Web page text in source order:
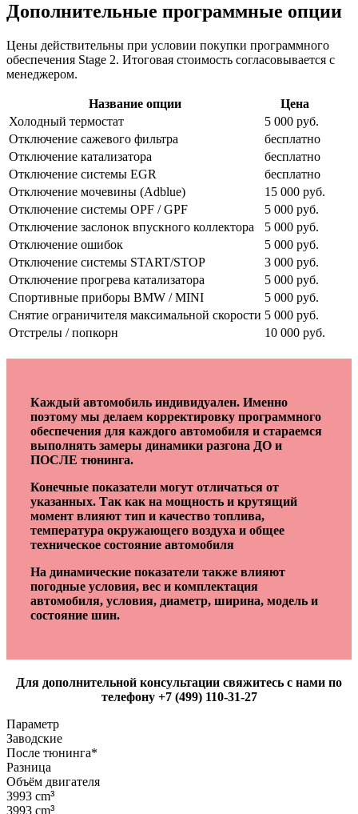
Дополнительные программные опции
Цены действительны при условии покупки программного
обеспечения Stage 2. Итоговая стоимость согласовывается с
менеджером.
Название опции
Цена
Холодный термостат
5 000 руб.
Отключение сажевого фильтра
бесплатно
Отключение катализатора
бесплатно
Отключение системы EGR
бесплатно
Отключение мочевины (Adblue)
15 000 руб.
Отключение системы OPF / GPF
5 000 руб.
Отключение заслонок впускного коллектора
5 000 руб.
Отключение ошибок
5 000 руб.
Отключение системы START/STOP
3 000 руб.
Отключение прогрева катализатора
5 000 руб.
Спортивные приборы BMW / MINI
5 000 руб.
Снятие ограничителя максимальной скорости 5 000 руб.
Отстрелы / попкорн
10 000 руб.
Каждый автомобиль индивидуален. Именно
поэтому мы делаем корректировку программного
обеспечения для каждого автомобиля и стараемся
выполнять замеры динамики разгона ДО и
ПОСЛЕ тюнинга.
Конечные показатели могут отличаться от
указанных. Так как на мощность и крутящий
момент влияют тип и качество топлива,
температура окружающего воздуха и общее
техническое состояние автомобиля
На динамические показатели также влияют
погодные условия, вес и комплектация
автомобиля, условия, диаметр, ширина, модель и
состояние шин.
Для дополнительной консультации свяжитесь с нами по
телефону +7 (499) 110-31-27
Параметр
Заводские
После тюнинга*
Разница
Объём двигателя
3993 cm³
3993 cm³